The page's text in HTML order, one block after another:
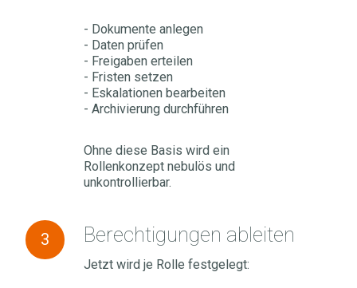
- Dokumente anlegen
- Daten prüfen
- Freigaben erteilen
- Fristen setzen
- Eskalationen bearbeiten
- Archivierung durchführen
Ohne diese Basis wird ein
Rollenkonzept nebulös und
unkontrollierbar.
3 Berechtigungen ableiten
Jetzt wird je Rolle festgelegt:
Berechtigungen
ableiten